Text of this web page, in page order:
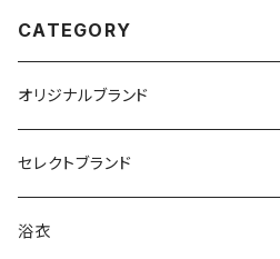
CATEGORY
オリジナルブランド
カジュアル着物
単衣
浴衣
セレクトブランド
IKS COLLECTION
浴衣